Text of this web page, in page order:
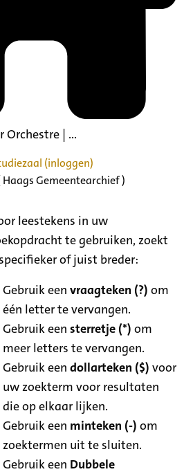
Orchestre | ...
(inloggen)
Gemeentearchief )
leestekens in uw
te gebruiken, zoekt
of juist breder:
Gebruik eenvraagteken (?) om
één letter te vervangen.
Gebruik eensterretje (*) om
meer letters te vervangen.
Gebruik eendollarteken ($) voor
uw zoekterm voor resultaten
die op elkaar lijken.
Gebruik een minteken (-) om
zoektermen uit te sluiten.
Gebruik een Dubbele